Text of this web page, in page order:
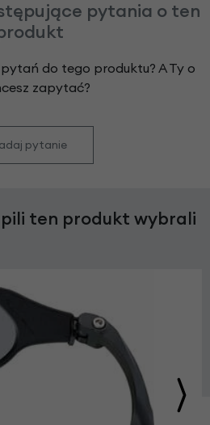
pytania o ten
do tego produktu? A Ty o
zapytać?
pytanie
ten produkt wybrali